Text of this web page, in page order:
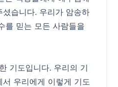
습니다. 우리가 암송하
를 믿는 모든 사람들을
기도입니다. 우리의 기
우리에게 이렇게 기도